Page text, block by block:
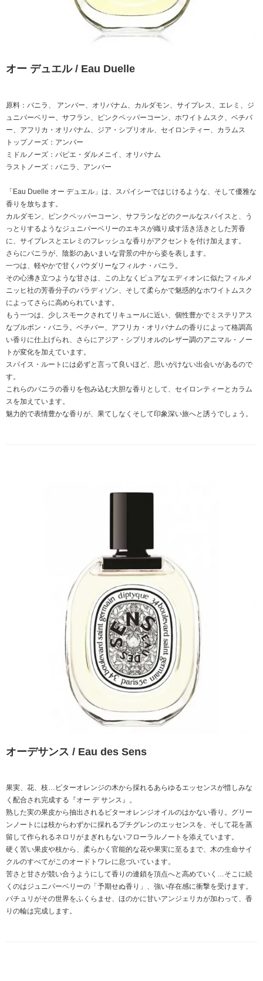
オー デュエル / Eau Duelle
原料：バニラ、 アンバー、オリバナム、カルダモン、サイプレス、エレミ、ジ
ュニパーベリー、サフラン、ピンクペッパーコーン、ホワイトムスク、ベチバ
ー、アフリカ・オリバナム、ジア・シプリオル、セイロンティー、カラムス
トップノーズ：アンバー
ミドルノーズ：パピエ・ダルメニイ、オリバナム
ラストノーズ：バニラ、アンバー
「Eau Duelle オー デュエル」は、スパイシーではじけるような、そして優雅な
香りを放ちます。
カルダモン、ピンクペッパーコーン、サフランなどのクールなスパイスと、う
っとりするようなジュニパーベリーのエキスが織り成す活き活きとした芳香
に、サイプレスとエレミのフレッシュな香りがアクセントを付け加えます。
さらにバニラが、陰影のあいまいな背景の中から姿を表します。
一つは、軽やかで甘くパウダリーなフィルナ・バニラ。
その心沸き立つような甘さは、この上なくピュアなエディオンに似たフィルメ
ニッヒ社の芳香分子のパラディゾン、そして柔らかで魅惑的なホワイトムスク
によってさらに高められています。
もう一つは、少しスモークされてリキュールに近い、個性豊かでミステリアス
なブルボン・バニラ。ベチバー、アフリカ・オリバナムの香りによって格調高
い香りに仕上げられ、さらにアジア・シプリオルのレザー調のアニマル・ノー
トが変化を加えています。
スパイス・ルートには必ずと言って良いほど、思いがけない出会いがあるので
す。
これらのバニラの香りを包み込む大胆な香りとして、セイロンティーとカラム
スを加えています。
魅力的で表情豊かな香りが、果てしなくそして印象深い旅へと誘うでしょう。
オーデサンス / Eau des Sens
果実、花、枝…ビターオレンジの木から採れるあらゆるエッセンスが惜しみな
く配合され完成する『オー デ サンス』。
熟した実の果皮から抽出されるビターオレンジオイルのはかない香り。グリー
ンノートには枝からわずかに採れるプチグレンのエッセンスを、そして花を蒸
留して作られるネロリがまぎれもないフローラルノートを添えています。
硬く苦い果皮や枝から、柔らかく官能的な花や果実に至るまで、木の生命サイ
クルのすべてがこのオードトワレに息づいています。
苦さと甘さが競い合うようにして香りの連鎖を頂点へと高めていく…そこに続
くのはジュニパーベリーの「予期せぬ香り」、強い存在感に衝撃を受けます。
パチュリがその世界をふくらませ、ほのかに甘いアンジェリカが加わって、香
りの輪は完成します。